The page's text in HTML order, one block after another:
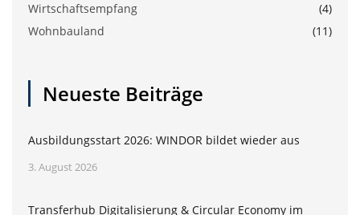
Wirtschaftsempfang
(4)
Wohnbauland
(11)
Neueste Beiträge
Ausbildungsstart 2026: WINDOR bildet wieder aus
3. August 2026
Transferhub Digitalisierung & Circular Economy im